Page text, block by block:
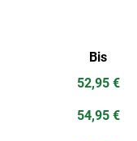
Bis
52,95 €
54,95 €